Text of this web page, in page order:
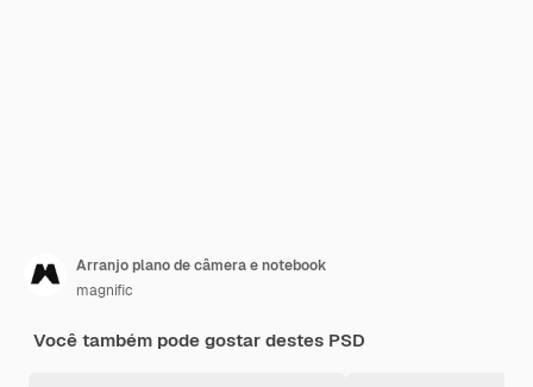
Arranjo plano de câmera e notebook
magnific
Você também pode gostar destes PSD